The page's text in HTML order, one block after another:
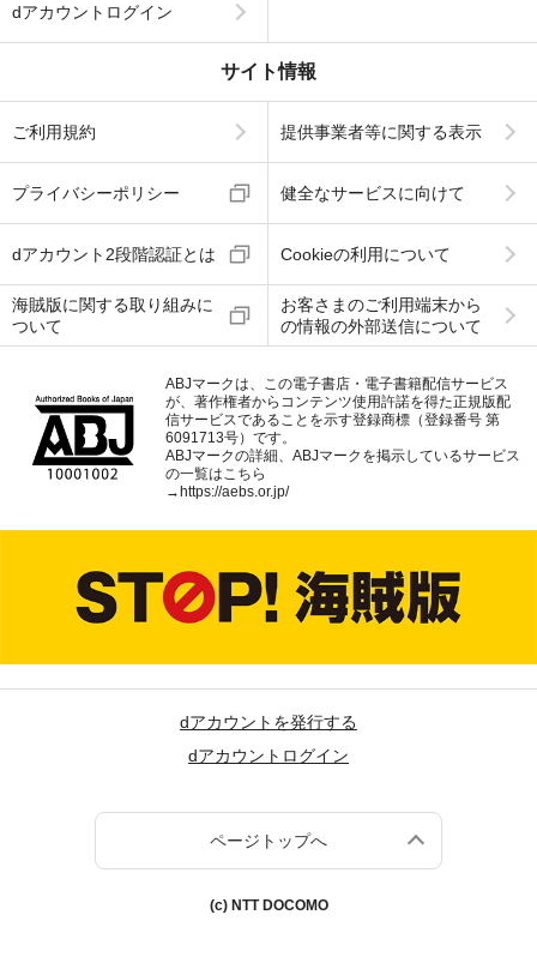
dアカウントログイン
サイト情報
ご利用規約 提供事業者等に関する表示
プライバシーポリシー 健全なサービスに向けて
dアカウント2段階認証とは Cookieの利用について
海賊版に関する取り組みに
ついて
お客さまのご利用端末から
の情報の外部送信について
ABJマークは、この電子書店・電子書籍配信サービス
が、著作権者からコンテンツ使用許諾を得た正規版配
信サービスであることを示す登録商標（登録番号 第
6091713号）です。
ABJマークの詳細、ABJマークを掲示しているサービス
の一覧はこちら
→https://aebs.or.jp/
dアカウントを発行する
dアカウントログイン
ページトップへ
(c) NTT DOCOMO